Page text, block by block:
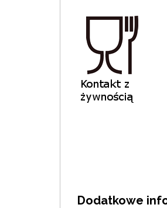
Dodatkowe